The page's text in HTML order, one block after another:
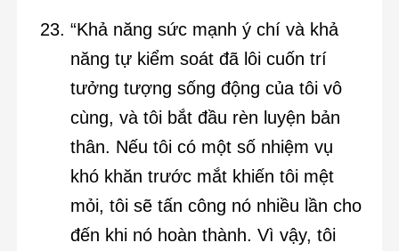
“Khả năng sức mạnh ý chí và khả
năng tự kiểm soát đã lôi cuốn trí
tưởng tượng sống động của tôi vô
cùng, và tôi bắt đầu rèn luyện bản
thân. Nếu tôi có một số nhiệm vụ
khó khăn trước mắt khiến tôi mệt
mỏi, tôi sẽ tấn công nó nhiều lần cho
đến khi nó hoàn thành. Vì vậy, tôi